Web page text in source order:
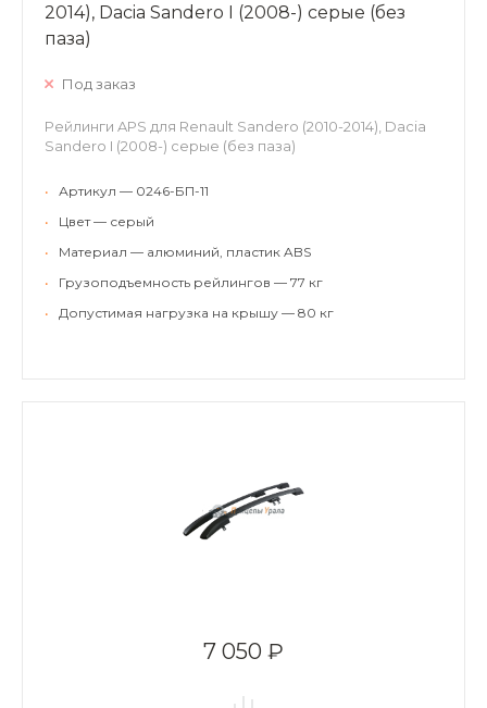
2014), Dacia Sandero I (2008-) серые (без
паза)
Под заказ
Рейлинги APS для Renault Sandero (2010-2014), Dacia
Sandero I (2008-) серые (без паза)
•
Артикул — 0246-БП-11
•
Цвет — серый
•
Материал — алюминий, пластик ABS
•
Грузоподъемность рейлингов — 77 кг
•
Допустимая нагрузка на крышу — 80 кг
7 050 ₽